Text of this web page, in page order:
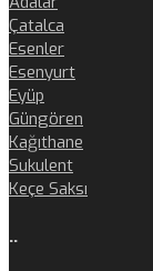
Çatalca
Esenler
Esenyurt
Eyüp
Güngören
Kağıthane
Sukulent
Keçe Saksı
..